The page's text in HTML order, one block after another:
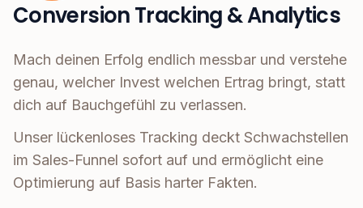
Conversion Tracking & Analytics
Mach deinen Erfolg endlich messbar und verstehe
genau, welcher Invest welchen Ertrag bringt, statt
dich auf Bauchgefühl zu verlassen.
Unser lückenloses Tracking deckt Schwachstellen
im Sales-Funnel sofort auf und ermöglicht eine
Optimierung auf Basis harter Fakten.